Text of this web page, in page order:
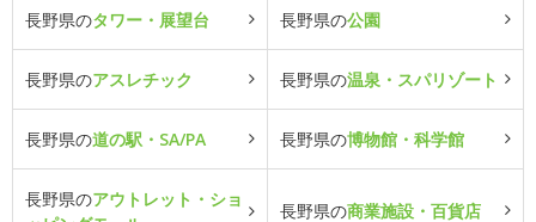
長野県のタワー・展望台 長野県の公園
長野県のアスレチック 長野県の温泉・スパリゾート
長野県の道の駅・SA/PA 長野県の博物館・科学館
長野県のアウトレット・ショ
長野県の商業施設・百貨店